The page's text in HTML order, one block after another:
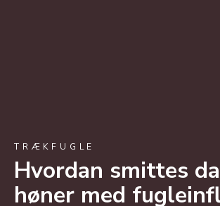
TRÆKFUGLE
Hvordan smittes
høner med